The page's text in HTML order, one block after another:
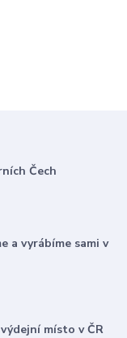
Čech
a vyrábíme sami v
místo v ČR